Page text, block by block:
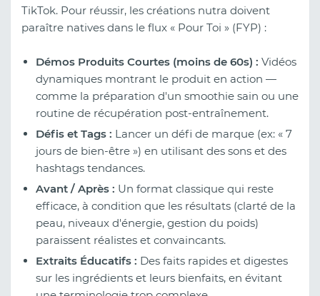
TikTok. Pour réussir, les créations nutra doivent
paraître natives dans le flux « Pour Toi » (FYP) :
Démos Produits Courtes (moins de 60s) : Vidéos
dynamiques montrant le produit en action —
comme la préparation d'un smoothie sain ou une
routine de récupération post-entraînement.
Défis et Tags : Lancer un défi de marque (ex: « 7
jours de bien-être ») en utilisant des sons et des
hashtags tendances.
Avant / Après : Un format classique qui reste
efficace, à condition que les résultats (clarté de la
peau, niveaux d'énergie, gestion du poids)
paraissent réalistes et convaincants.
Extraits Éducatifs : Des faits rapides et digestes
sur les ingrédients et leurs bienfaits, en évitant